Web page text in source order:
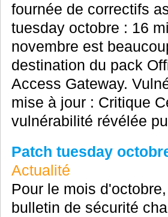
fournée de correctifs
tuesday octobre : 16
novembre est
destination du pack
Access Gateway.
mise à jour : Critique
vulnérabilité révélée
Patch tuesday
Actualité
Pour le mois
bulletin de sécurité